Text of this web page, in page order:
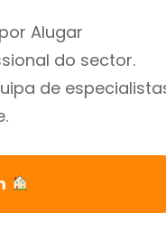
Alugar
do sector.
de